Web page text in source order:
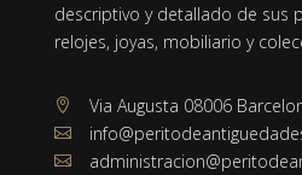
descriptivo y detallado de sus
relojes, joyas, mobiliario y
 Via Augusta 08006

